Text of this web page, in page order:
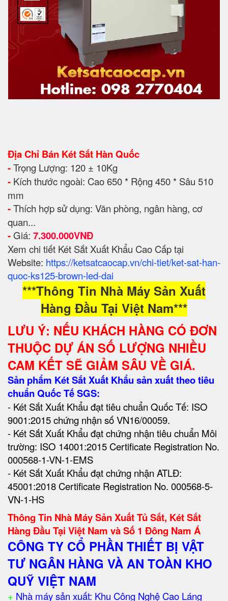
Địa Chỉ Bán Két Sắt Hàn Quốc
-Trọng Lượng: 120 ± 10Kg
- Kích thước ngoài: Cao 650 * Rộng 450 * Sâu 510
mm
-Thích hợp sử dụng: Văn phòng, ngân hàng, cơ
quan...
- Giá: 7.300.000VNĐ
Xem chi tiết Két Sắt Xuất Khẩu Cao Cấp tại
Website: https://ketsatcaocap.vn/chi-tiet/ket-sat-han-
quoc-ks125-brown-led-dai
***Thông Tin Nhà Máy Sản Xuất
Hàng Đầu Tại Việt Nam***
LƯU Ý: NẾU KHÁCH HÀNG CÓ ĐƠN
THUỘC DỰ ÁN SỐ LƯỢNG NHIỀU
CAM KẾT SẼ GIẢM SÂU VỀ GIÁ.
Sản phẩm Két Sắt Xuất Khẩu sản xuất theo tiêu
chuẩn Quốc Tế SGS:
- Két Sắt Xuất Khẩu đạt tiêu chuẩn Quốc Tế: ISO
9001:2015 chứng nhận số VN16/00059.
- Két Sắt Xuất Khẩu đạt chứng nhận tiêu chuẩn Môi
trường: ISO 14001:2015 Certificate Registration No.
000568-1-VN-1-EMS
- Két Sắt Xuất Khẩu đạt chứng nhận ATLĐ:
45001:2018 Certificate Registration No. 000568-5-
VN-1-HS
Thông Tin Nhà Máy Sản Xuất Tủ Sắt, Két Sắt
Hàng Đầu Tại Việt Nam và Số 1 Đông Nam Á
CÔNG TY CỔ PHẦN THIẾT BỊ VẬT
TƯ NGÂN HÀNG VÀ AN TOÀN KHO
QUỸ VIỆT NAM
+ Nhà máy sản xuất: Khu Công Nghệ Cao Láng